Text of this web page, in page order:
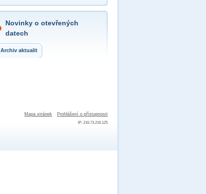
Novinky o otevřených
datech
Archiv aktualit
Mapa stránek Prohlášení o přístupnosti
IP: 216.73.216.125